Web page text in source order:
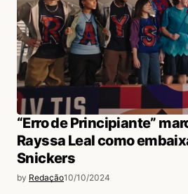
“Erro de Principiante”
Rayssa Leal como
Snickers
by Redação10/10/2024